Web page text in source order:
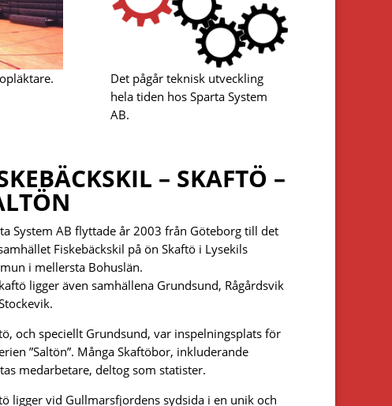
Det pågår teknisk utveckling
hela tiden hos Sparta System
AB.
– SKAFTÖ –
System AB flyttade år 2003 från Göteborg till det
Fiskebäckskil på ön Skaftö i Lysekils
i mellersta Bohuslän.
ligger även samhällena Grundsund, Rågårdsvik
och speciellt Grundsund, var inspelningsplats för
”Saltön”. Många Skaftöbor, inkluderande
medarbetare, deltog som statister.
ligger vid Gullmarsfjordens sydsida i en unik och